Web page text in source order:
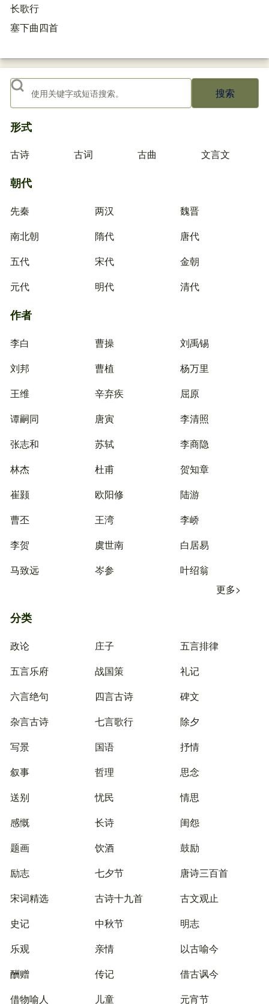
长歌行
塞下曲四首
搜索
形式
古诗 古词 古曲 文言文
朝代
先秦 两汉
魏晋
南北朝
隋代
唐代
五代
宋代
金朝
元代
明代 清代
作者
李白 曹操
刘禹锡
刘邦
曹植
杨万里
王维
辛弃疾
屈原
谭嗣同
唐寅
李清照
张志和
苏轼
李商隐
林杰
杜甫
贺知章
崔颢
欧阳修
陆游
曹丕
王湾
李峤
李贺
虞世南
白居易
马致远
岑参
叶绍翁
更多>
分类
政论 庄子
五言排律
五言乐府
战国策
礼记
六言绝句
四言古诗
碑文
杂言古诗
七言歌行
除夕
写景
国语
抒情
叙事
哲理
思念
送别
忧民
情思
感慨
长诗
闺怨
题画
饮酒
鼓励
励志
七夕节
唐诗三百首
宋词精选
古诗十九首
古文观止
史记
中秋节
明志
乐观
亲情
以古喻今
酬赠
传记
借古讽今
借物喻人
儿童 元宵节